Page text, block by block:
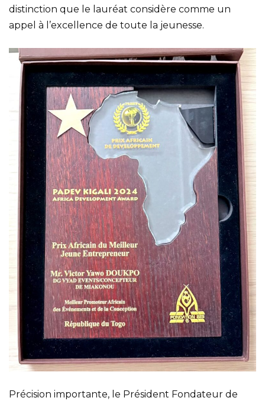
distinction que le lauréat considère comme un
appel à l’excellence de toute la jeunesse.
Précision importante, le Président Fondateur de